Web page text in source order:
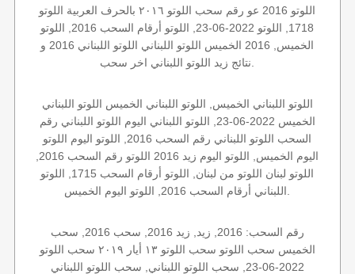
اللوتو 2016 عو رقم سحب اللوتو ٢٠١٦ بالحرف العربية اللوتو
1718, اللوتو 2022-06-23, اللوتو أرقام السحب 2016, اللوتو
الخميس, 2016 الخميس اللوتو اللبناني اللوتو اللبناني 2016 و
اللوتو اللبناني الخميس, اللوتو اللبناني الخميس اللوتو اللبناني
الخميس 2022-06-23, اللوتو اللبناني اليوم اللوتو اللبناني رقم
السحب اللوتو اللبناني رقم السحب 2016, اللوتو اليوم اللوتو
اللوتو لبنان اللوتو من لبنان, اللوتو أرقام السحب 1715, اللوتو
رقم السحب: 2016, زيد, زيد 2016, سحب 2016, سحب
الخميس سحب اللوتو سحب اللوتو ١٣ أيار ٢٠١٩ سحب اللوتو
2022-06-23, سحب اللوتو اللبناني, سحب اللوتو اللبناني